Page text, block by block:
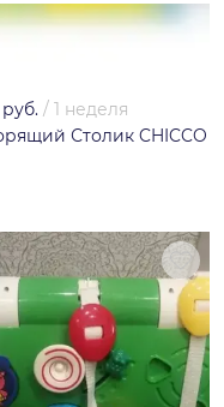
/ 1 неделя
Столик CHICCO